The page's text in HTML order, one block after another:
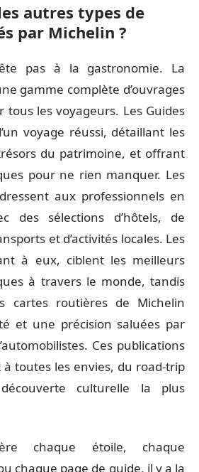
autres types de
par Michelin ?
pas à la gastronomie. La
gamme complète d’ouvrages
tous les voyageurs. Les Guides
voyage réussi, détaillant les
du patrimoine, et offrant
pour ne rien manquer. Les
aux professionnels en
des sélections d’hôtels, de
et d’activités locales. Les
à eux, ciblent les meilleurs
à travers le monde, tandis
cartes routières de Michelin
et une précision saluées par
Ces publications
toutes les envies, du road-trip
culturelle la plus
chaque étoile, chaque
chaque page de guide, il y a la